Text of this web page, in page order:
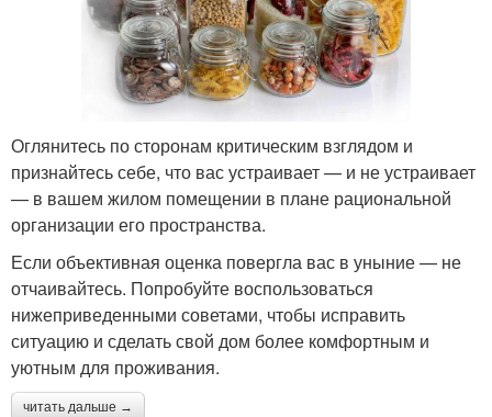
Оглянитесь по сторонам критическим взглядом и
признайтесь себе, что вас устраивает — и не устраивает
— в вашем жилом помещении в плане рациональной
организации его пространства.
Если объективная оценка повергла вас в уныние — не
отчаивайтесь. Попробуйте воспользоваться
нижеприведенными советами, чтобы исправить
ситуацию и сделать свой дом более комфортным и
уютным для проживания.
читать дальше →